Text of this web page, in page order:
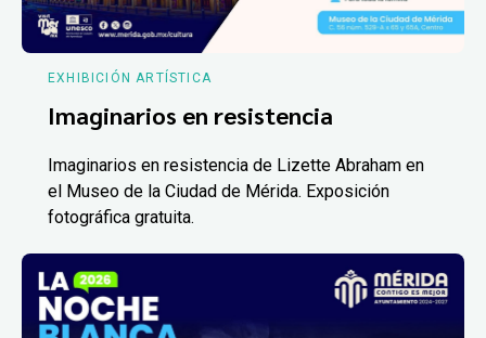
EXHIBICIÓN ARTÍSTICA
Imaginarios en resistencia
Imaginarios en resistencia de Lizette Abraham en
el Museo de la Ciudad de Mérida. Exposición
fotográfica gratuita.